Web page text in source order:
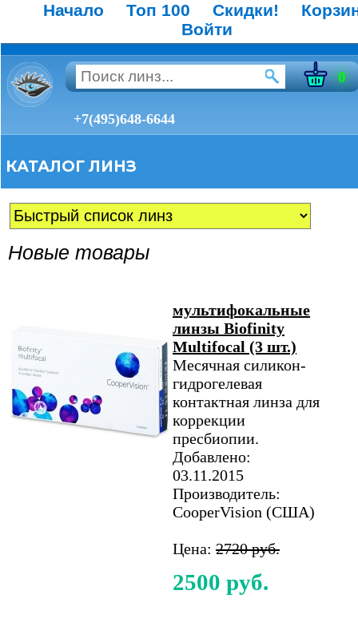
Начало Топ 100 Скидки!
Войти
0
+7(495)648-6644
КАТАЛОГ ЛИНЗ
Новые товары
мультифокальные
линзы Biofinity
Multifocal (3 шт.)
Месячная силикон-
гидрогелевая
контактная линза для
коррекции
пресбиопии.
Добавлено:
03.11.2015
Производитель:
CooperVision (США)
Цена: 2720 руб.
2500 руб.